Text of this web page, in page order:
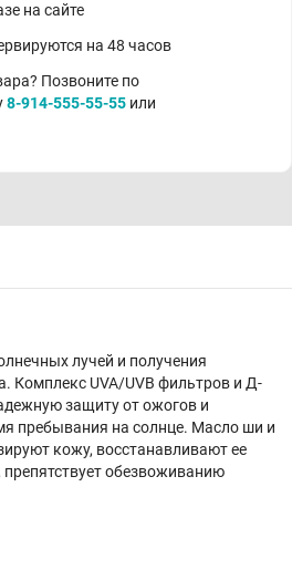
на сайте
на 48 часов
Позвоните по
8-914-555-55-55 или
лучей и получения
Комплекс UVA/UVB фильтров и Д-
защиту от ожогов и
пребывания на солнце. Масло ши и
кожу, восстанавливают ее
препятствует обезвоживанию